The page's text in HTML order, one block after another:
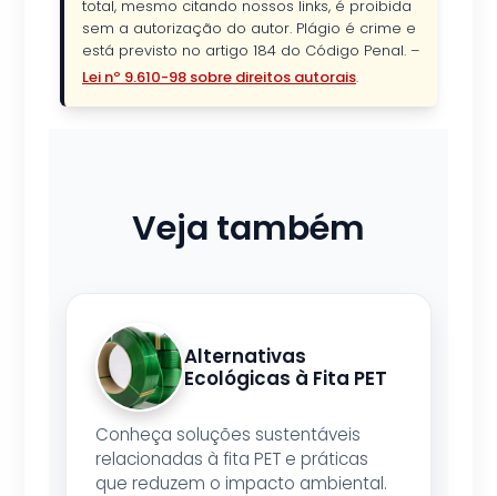
total, mesmo citando nossos links, é proibida
sem a autorização do autor. Plágio é crime e
está previsto no artigo 184 do Código Penal. –
Lei nº 9.610-98 sobre direitos autorais.
Veja também
Alternativas
Ecológicas à Fita PET
Conheça soluções sustentáveis
relacionadas à fita PET e práticas
que reduzem o impacto ambiental.